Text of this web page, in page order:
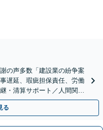
の声多数「建設業の紛争案
遅延、瑕疵担保責任、労働
・清算サポート／人間関係
面談／夜間相談
る